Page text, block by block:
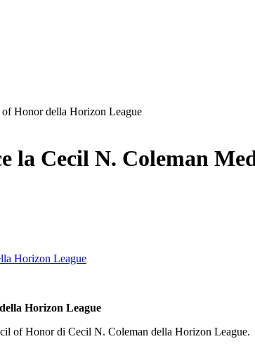
Honor della Horizon League
la Cecil N. Coleman
Horizon League
of Honor di Cecil N. Coleman della Horizon League.